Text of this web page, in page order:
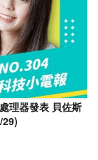
理器發表 貝佐斯
29)